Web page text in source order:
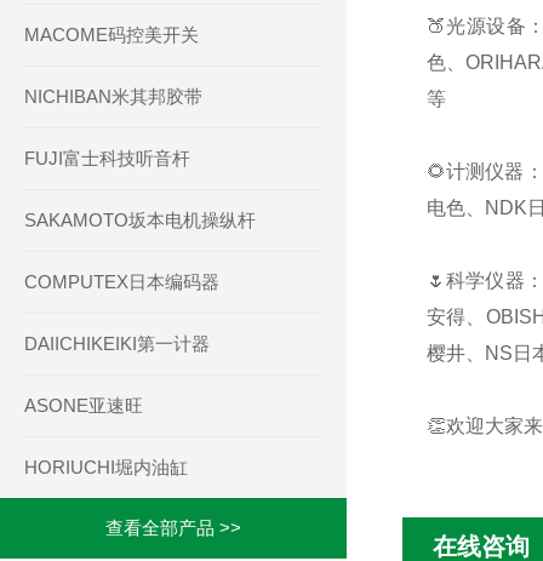
🍑光源设备
色、
等
🌻计测仪器
电色、NDK
🌷科学仪器
安得、
樱井、NS日
👏欢迎大家
在线咨询
MACOME码控美开关
NICHIBAN米其邦胶带
FUJI富士科技听音杆
SAKAMOTO坂本电机操纵杆
COMPUTEX日本编码器
DAIICHIKEIKI第一计器
ASONE亚速旺
HORIUCHI堀内油缸
查看全部产品 >>